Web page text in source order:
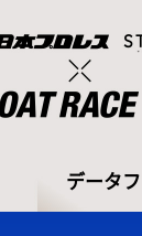
データ